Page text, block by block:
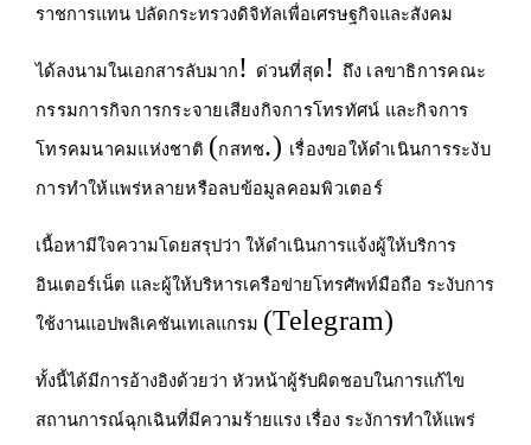
ราชการแทน ปลัดกระทรวงดิจิทัลเพื่อเศรษฐกิจและสังคม
ได้ลงนามในเอกสารลับมาก! ด่วนที่สุด! ถึง เลขาธิการคณะ
กรรมการกิจการกระจายเสียงกิจการโทรทัศน์ และกิจการ
โทรคมนาคมแห่งชาติ (กสทช.) เรื่องขอให้ดำเนินการระงับ
การทำให้แพร่หลายหรือลบข้อมูลคอมพิวเตอร์
เนื้อหามีใจความโดยสรุปว่า ให้ดำเนินการแจ้งผู้ให้บริการ
อินเตอร์เน็ต และผู้ให้บริหารเครือข่ายโทรศัพท์มือถือ ระงับการ
ใช้งานแอปพลิเคชันเทเลแกรม (Telegram)
ทั้งนี้ได้มีการอ้างอิงด้วยว่า หัวหน้าผู้รับผิดชอบในการแก้ไข
สถานการณ์ฉุกเฉินที่มีความร้ายแรง เรื่อง ระงัการทำให้แพร่